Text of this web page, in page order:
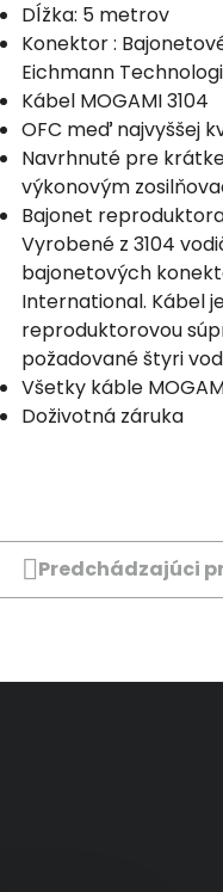
Dĺžka: 5 metrov
Konektor :
Eichmann
Kábel MOGAMI 3104
OFC meď najvyššej
Navrhnuté pre
výkonovým
Bajonet
Vyrobené z 3104
bajonetových
International. Kábel
reproduktorovou
požadované štyri
Všetky káble
Doživotná záruka
Predchádzajúci